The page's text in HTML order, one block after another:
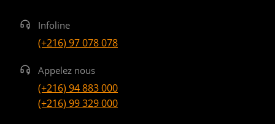
Infoline
(+216) 97 078 078
Appelez nous
(+216) 94 883 000
(+216) 99 329 000